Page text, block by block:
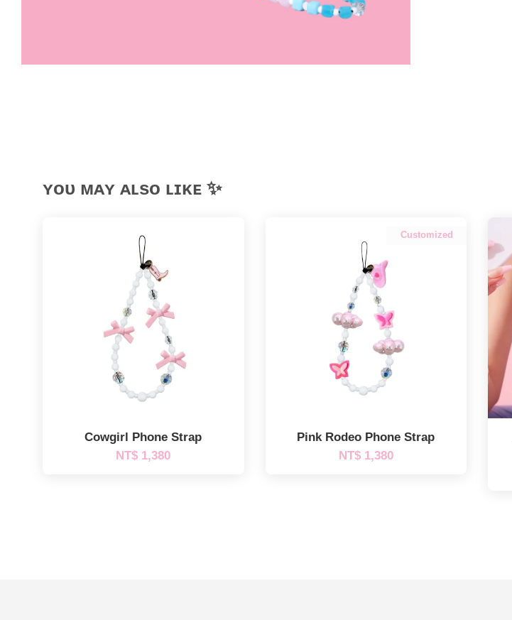
ʏᴏᴜ ᴍᴀʏ ᴀʟsᴏ ʟɪᴋᴇ ✨
Cowgirl Phone Strap
NT$ 1,380
Customized
Pink Rodeo Phone Strap
NT$ 1,380